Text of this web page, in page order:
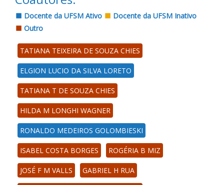
Docente da UFSM Ativo
Docente da UFSM Inativo
Outro
TATIANA TEIXEIRA DE SOUZA CHIES
ELGION LUCIO DA SILVA LORETO
TATIANA T DE SOUZA CHIES
HILDA M LONGHI WAGNER
RONALDO MEDEIROS GOLOMBIESKI
ISABEL COSTA BORGES ROGÉRIA B MIZ
JOSÉ F M VALLS GABRIEL H RUA